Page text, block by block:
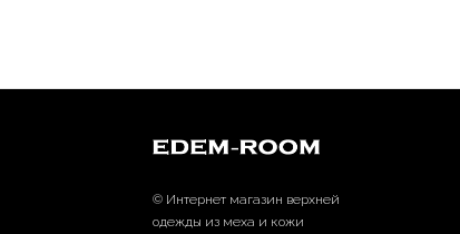
© Интернет магазин верхней
одежды из меха и кожи